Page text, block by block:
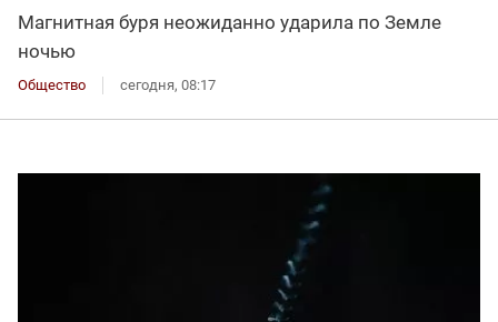
Магнитная буря неожиданно ударила по Земле
ночью
Общество сегодня, 08:17